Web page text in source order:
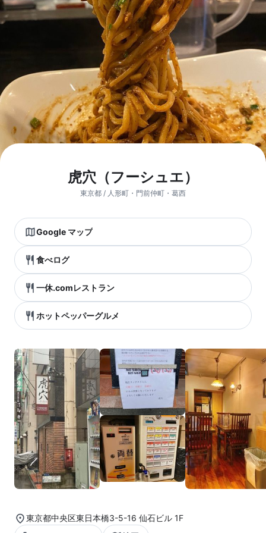
虎穴（フーシュエ）
東京都 / 人形町・門前仲町・葛西
Google マップ
食べログ
一休.comレストラン
ホットペッパーグルメ
東京都中央区東日本橋3-5-16 仙石ビル 1F